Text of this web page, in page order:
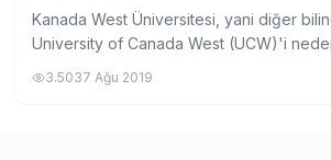
Kanada West Üniversitesi, yani diğer
University of Canada West (UCW)'i
Kanada West Üniversitesi? 1. Kanada...
3.5037 Ağu 2019